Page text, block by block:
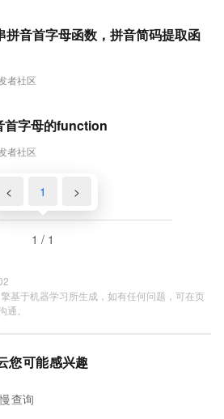
者社区
音首字母函数，拼音简码提取函
者社区
首字母的function
< 1 >
1 / 1
基于机器学习所生成，如有任何问题，可在页
。
您可能感兴趣
查询